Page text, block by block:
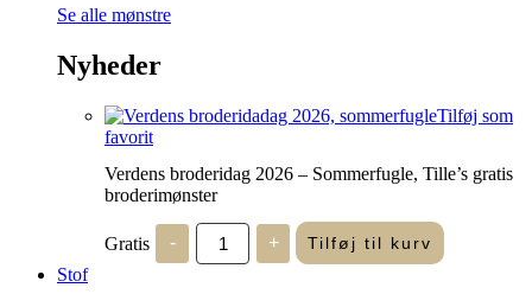
Se alle mønstre
Nyheder
Tilføj som
favorit
Verdens broderidag 2026 – Sommerfugle, Tille’s gratis
broderimønster
Gratis -
Verdens
broderidag
2026
+ Tilføj til kurv
Stof